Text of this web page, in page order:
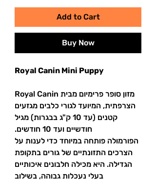
Add to Cart
Buy Now
Royal Canin Mini Puppy
מזון סופר פרימיום מבית Royal Canin
הצרפתית, המיועד לגורי כלבים מגזעים
קטנים (עד 10 ק"ג בבגרות) מגיל
חודשיים ועד 10 חודשים.
הפורמולה פותחה במיוחד כדי לענות על
הצרכים התזונתיים של גורים בתקופת
הגדילה. היא מכילה חלבונים איכותיים
בעלי נעכלות גבוהה, בשילוב